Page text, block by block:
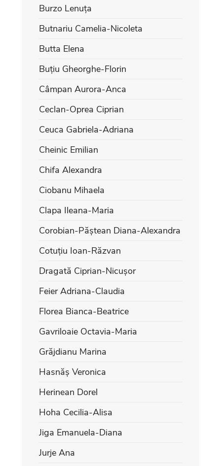
Burzo Lenuța
Butnariu Camelia-Nicoleta
Butta Elena
Buțiu Gheorghe-Florin
Câmpan Aurora-Anca
Ceclan-Oprea Ciprian
Ceuca Gabriela-Adriana
Cheinic Emilian
Chifa Alexandra
Ciobanu Mihaela
Clapa Ileana-Maria
Corobian-Păștean Diana-Alexandra
Cotuțiu Ioan-Răzvan
Dragată Ciprian-Nicușor
Feier Adriana-Claudia
Florea Bianca-Beatrice
Gavriloaie Octavia-Maria
Grăjdianu Marina
Hasnăș Veronica
Herinean Dorel
Hoha Cecilia-Alisa
Jiga Emanuela-Diana
Jurje Ana